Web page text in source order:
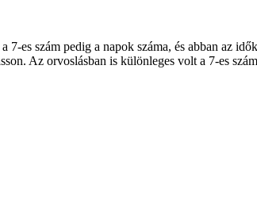
7-es szám pedig a napok száma, és abban az
Az orvoslásban is különleges volt a 7-es